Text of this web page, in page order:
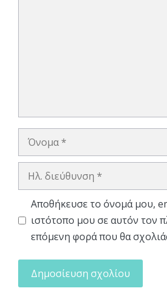
Όνομα
Ηλ.
Αποθήκευσε το όνομά μου,
ιστότοπο μου σε αυτόν τον
επόμενη φορά που θα